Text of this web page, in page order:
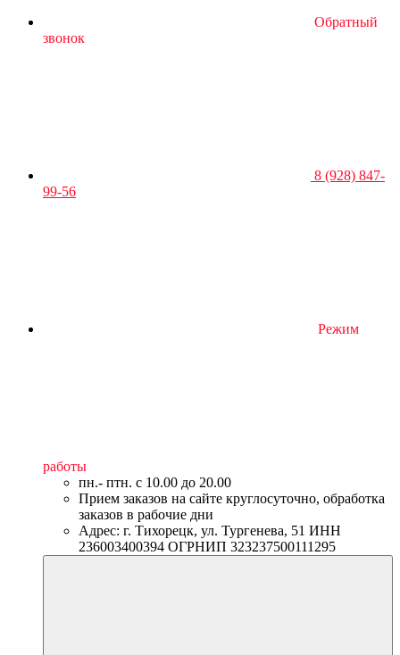
Обратный
звонок
8 (928) 847-
99-56
Режим
работы
пн.- птн. c 10.00 до 20.00
Прием заказов на сайте круглосуточно, обработка
заказов в рабочие дни
Адрес: г. Тихорецк, ул. Тургенева, 51 ИНН
236003400394 ОГРНИП 323237500111295